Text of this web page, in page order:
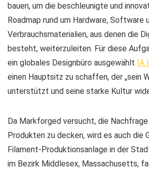
bauen, um die beschleunigte und
Roadmap rund um Hardware, Software
Verbrauchsmaterialien, aus denen die
besteht, weiterzuleiten. Für diese
ein globales Designbüro ausgewählt IA
einen Hauptsitz zu schaffen, der „sein
unterstützt und seine starke Kultur
Da Markforged versucht, die
Produkten zu decken, wird es auch die
Filament-Produktionsanlage in der
im Bezirk Middlesex, Massachusetts,